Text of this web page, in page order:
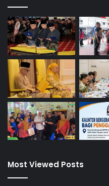
t
i
a
p
i
n
d
v
i
d
u
Most Viewed Posts